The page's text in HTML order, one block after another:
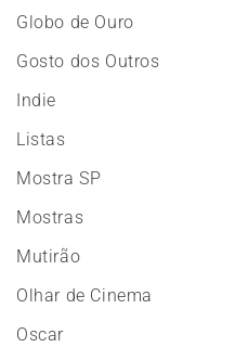
Globo de Ouro
Gosto dos Outros
Indie
Listas
Mostra SP
Mostras
Mutirão
Olhar de Cinema
Oscar